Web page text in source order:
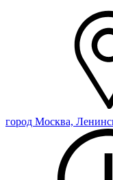
город Москва,